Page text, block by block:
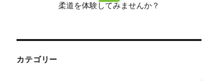
柔道を体験してみませんか？
カテゴリー